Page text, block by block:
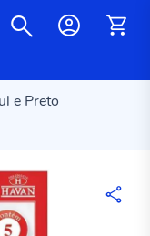
e Preto